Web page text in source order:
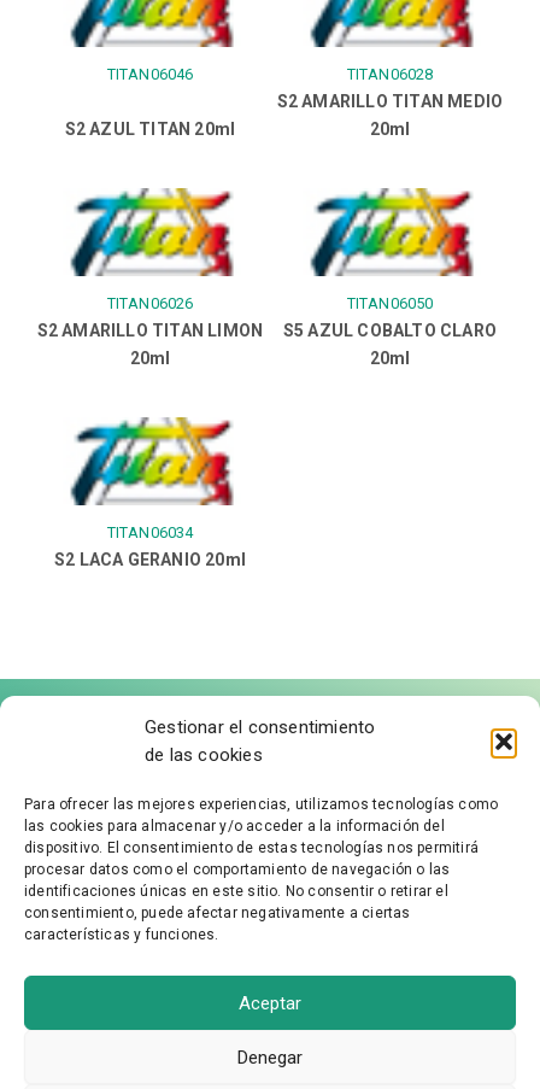
Gestionar el consentimiento
de las cookies
Para ofrecer las mejores experiencias, utilizamos tecnologías como
las cookies para almacenar y/o acceder a la información del
dispositivo. El consentimiento de estas tecnologías nos permitirá
procesar datos como el comportamiento de navegación o las
identificaciones únicas en este sitio. No consentir o retirar el
consentimiento, puede afectar negativamente a ciertas
características y funciones.
Aceptar
Denegar
TITAN06046
S2 AZUL TITAN 20ml
TITAN06028
S2 AMARILLO TITAN MEDIO
20ml
TITAN06026
S2 AMARILLO TITAN LIMON
20ml
TITAN06050
S5 AZUL COBALTO CLARO
20ml
TITAN06034
S2 LACA GERANIO 20ml
FÁBRICA DE MOLDURAS
Aviso Legal
Política de Privacidad
Accesibilidad
Política de cookies
Condiciones Generales